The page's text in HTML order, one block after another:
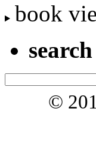
book
search
©